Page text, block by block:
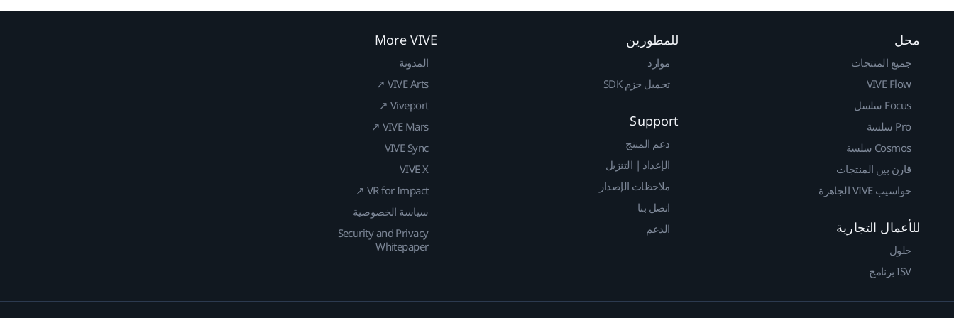
محل
جميع المنتجات
VIVE Flow
Focus سلسل
Pro سلسة
Cosmos سلسة
قارن بين المنتجات
حواسيب VIVE الجاهزة
للأعمال التجارية
حلول
ISV برنامج
للمطورين
موارد
تحميل حزم SDK
Support
دعم المنتج
الإعداد | التنزيل
ملاحظات الإصدار
اتصل بنا
الدعم
More VIVE
المدونة
VIVE Arts ↗
Viveport ↗
VIVE Mars ↗
VIVE Sync
VIVE X
VR for Impact ↗
سياسة الخصوصية
Security and Privacy
Whitepaper